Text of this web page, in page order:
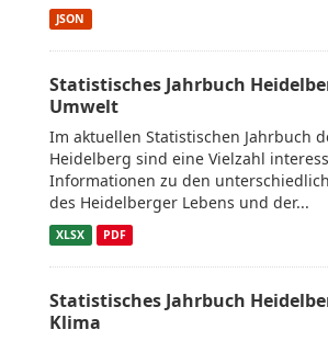
JSON
Statistisches Jahrbuch
Umwelt
Im aktuellen Statistischen Jahrbuch
Heidelberg sind eine Vielzahl
Informationen zu den
des Heidelberger Lebens und der...
XLSX PDF
Statistisches Jahrbuch
Klima